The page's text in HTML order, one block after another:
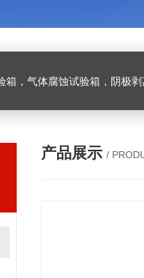
试验箱，阴极剥离试验箱，防水防尘试验箱，盐雾箱，
产品展示 /